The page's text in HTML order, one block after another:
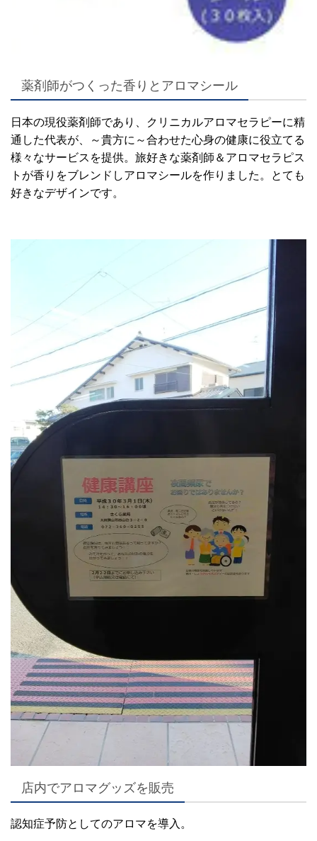
薬剤師がつくった香りとアロマシール
日本の現役薬剤師であり、クリニカルアロマセラピーに精
通した代表が、～貴方に～合わせた心身の健康に役立てる
様々なサービスを提供。 旅好きな薬剤師＆アロマセラピス
トが香りをブレンドしアロマシールを作りました。
とても
好きなデザインです。
店内でアロマグッズを販売
認知症予防としてのアロマを導入。